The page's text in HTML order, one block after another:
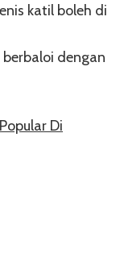
katil boleh di
dengan
Di